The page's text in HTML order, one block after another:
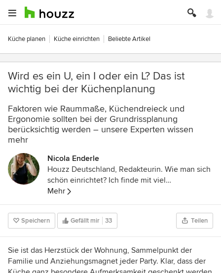
Küche planen Küche einrichten Beliebte Artikel
Wird es ein U, ein I oder ein L? Das ist
wichtig bei der Küchenplanung
Faktoren wie Raummaße, Küchendreieck und
Ergonomie sollten bei der Grundrissplanung
berücksichtig werden – unsere Experten wissen
mehr
Nicola Enderle
Houzz Deutschland, Redakteurin. Wie man sich
schön einrichtet? Ich finde mit viel
Persönlichkeit und eigenem Stil, der kann auch
gerne schräg sein. Meinem eigenen bin ich auf
der Spur – in unserem Houzz-Magazin helfen
wir Ihnen Ihren zu finden, zeigen spannende
Projekte und blicken durch Schlüssellöcher.
Haben Sie ein schönes Zuhause? Erzählen Sie
mir davon!
Mehr
Speichern Gefällt mir 33 Teilen
Sie ist das Herzstück der Wohnung, Sammelpunkt der
Familie und Anziehungsmagnet jeder Party. Klar, dass der